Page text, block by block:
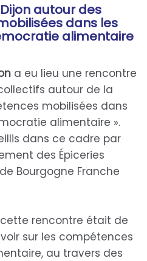
autour des
dans les
alimentaire
a eu lieu une rencontre
autour de la
mobilisées dans
alimentaire ».
dans ce cadre par
des Épiceries
Bourgogne Franche
rencontre était de
sur les compétences
au travers des